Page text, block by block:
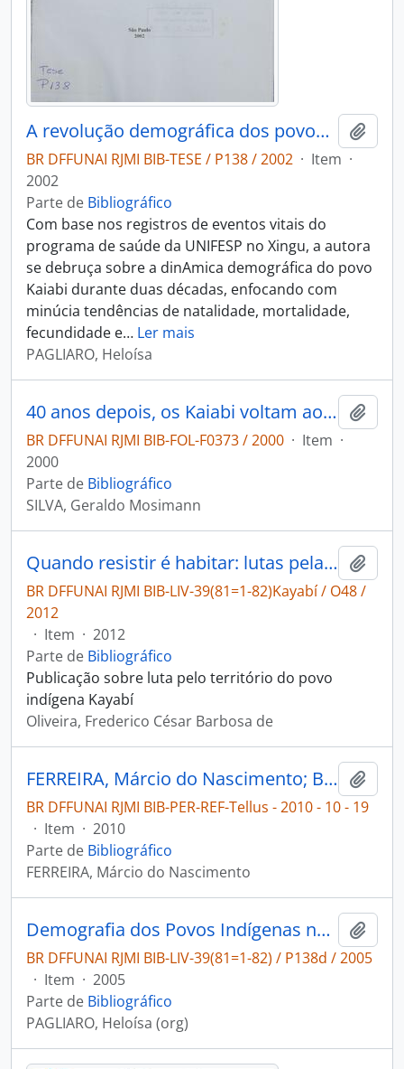
A revolução demográfica dos povos indígenas no Brasil: a experiência dos Kaiabi do Parque Indigena do Xingu - Mato Grosso - 1970-1999
BR DFFUNAI RJMI BIB-TESE / P138 / 2002 · Item ·
2002
Parte de Bibliográfico
Com base nos registros de eventos vitais do
programa de saúde da UNIFESP no Xingu, a autora
se debruça sobre a dinAmica demográfica do povo
Kaiabi durante duas décadas, enfocando com
minúcia tendências de natalidade, mortalidade,
fecundidade e… Ler mais
PAGLIARO, Heloísa
40 anos depois, os Kaiabi voltam ao centro do mundo
BR DFFUNAI RJMI BIB-FOL-F0373 / 2000 · Item ·
2000
Parte de Bibliográfico
SILVA, Geraldo Mosimann
Quando resistir é habitar: lutas pela afirmação territorial dos Kaiabi no baixo Teles Pires.
BR DFFUNAI RJMI BIB-LIV-39(81=1-82)Kayabí / O48 /
2012
· Item · 2012
Parte de Bibliográfico
Publicação sobre luta pelo território do povo
indígena Kayabí
Oliveira, Frederico César Barbosa de
FERREIRA, Márcio do Nascimento; BALLESTER, Wemerson Chimello; DORVAL, Alberto; COSTA, Reginaldo Brito da. Conhecimento tradicional dos Kaiabi sobre abelhas sem ferrão no Parque Indígena do Xingu, Mato Grosso, Brasil [Tellus]
BR DFFUNAI RJMI BIB-PER-REF-Tellus - 2010 - 10 - 19
· Item · 2010
Parte de Bibliográfico
FERREIRA, Márcio do Nascimento
Demografia dos Povos Indígenas no Brasil
BR DFFUNAI RJMI BIB-LIV-39(81=1-82) / P138d / 2005
· Item · 2005
Parte de Bibliográfico
PAGLIARO, Heloísa (org)